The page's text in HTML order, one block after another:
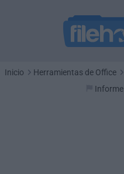
Inicio Herramientas de Office
Informe